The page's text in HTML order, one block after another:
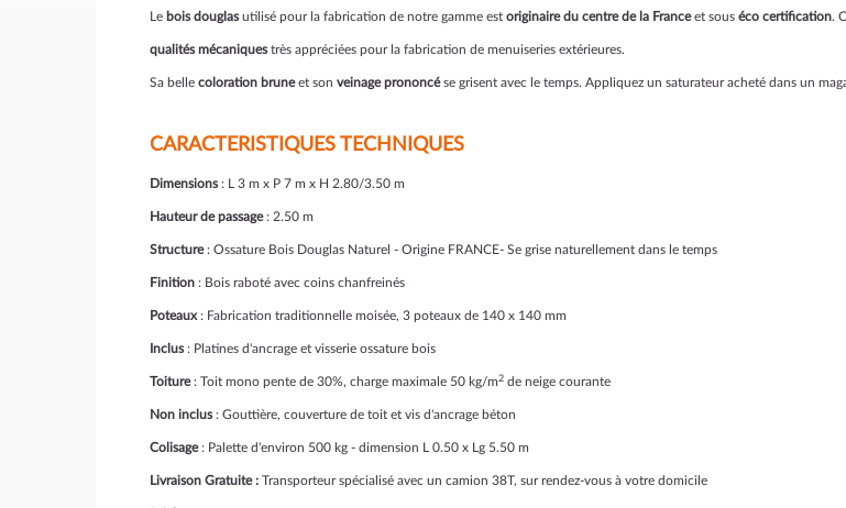
Le bois douglasutilisé pour la fabrication de notre gamme est originaire du centre de la Franceet sous éco certification.
qualités mécaniquestrès appréciées pour la fabrication de menuiseries extérieures.
Sa belle coloration bruneet son veinage prononcése grisent avec le temps. Appliquez un saturateur acheté dans un
CARACTERISTIQUES TECHNIQUES
Dimensions: L 3 m x P 7 m x H 2.80/3.50 m
Hauteur de passage: 2.50 m
Structure: Ossature Bois Douglas Naturel - Origine FRANCE- Se grise naturellement dans le temps
Finition : Bois raboté avec coins chanfreinés
Poteaux: Fabrication traditionnelle moisée, 3 poteaux de 140 x 140 mm
Inclus: Platines d'ancrage et visserie ossature bois
Toiture: Toit mono pente de 30%, charge maximale 50 kg/m2 de neige courante
Non inclus: Gouttière, couverture de toit et vis d'ancrage béton
Colisage: Palette d'environ 500 kg - dimension L 0.50 x Lg 5.50 m
Livraison Gratuite : Transporteur spécialisé avec un camion 38T, sur rendez-vous à votre domicile